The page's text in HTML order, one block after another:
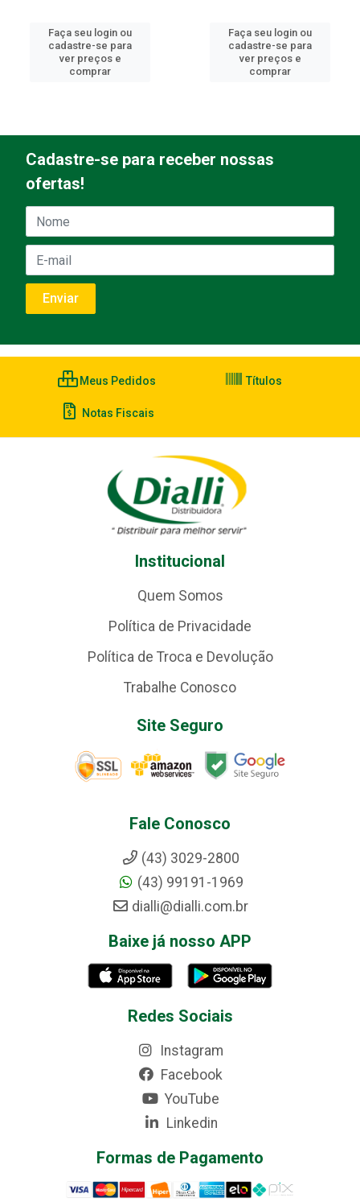
Faça seu login ou
cadastre-se para
ver preços e
comprar
Faça seu login ou
cadastre-se para
ver preços e
comprar
Cadastre-se para receber nossas
ofertas!
Meus Pedidos Títulos
Notas Fiscais
Institucional
Quem Somos
Política de Privacidade
Política de Troca e Devolução
Trabalhe Conosco
Site Seguro
Fale Conosco
(43) 3029-2800
(43) 99191-1969
dialli@dialli.com.br
Baixe já nosso APP
Redes Sociais
Instagram
Facebook
YouTube
Linkedin
Formas de Pagamento